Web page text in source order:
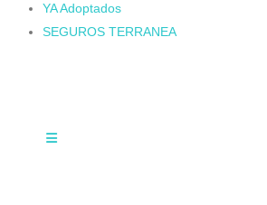
YA Adoptados
SEGUROS TERRANEA